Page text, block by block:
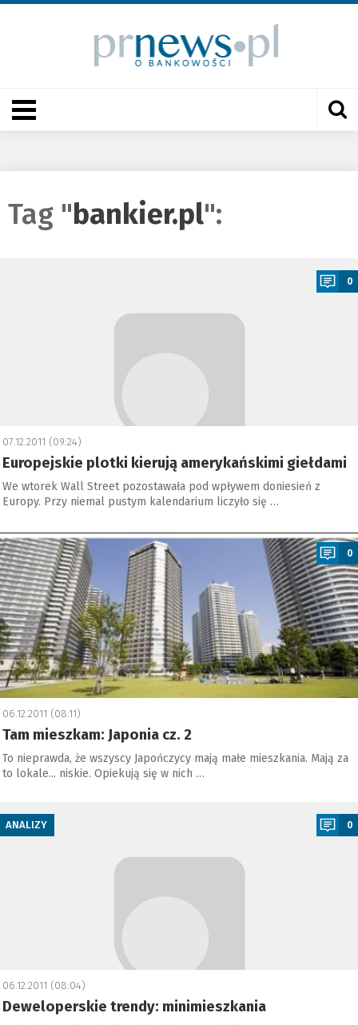
Tag "bankier.pl":
0
07.12.2011 (09:24)
Europejskie plotki kierują amerykańskimi giełdami
We wtorek Wall Street pozostawała pod wpływem doniesień z
Europy. Przy niemal pustym kalendarium liczyło się …
0
06.12.2011 (08:11)
Tam mieszkam: Japonia cz. 2
To nieprawda, że wszyscy Japończycy mają małe mieszkania. Mają za
to lokale... niskie. Opiekują się w nich …
ANALIZY 0
06.12.2011 (08:04)
Deweloperskie trendy: minimieszkania